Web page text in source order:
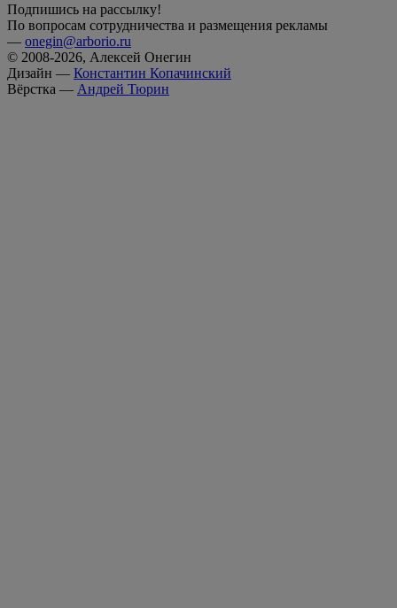
Подпишись на рассылку!
По вопросам сотрудничества и размещения рекламы
— onegin@arborio.ru
© 2008-2026, Алексей Онегин
Дизайн — Константин Копачинский
Вёрстка — Андрей Тюрин